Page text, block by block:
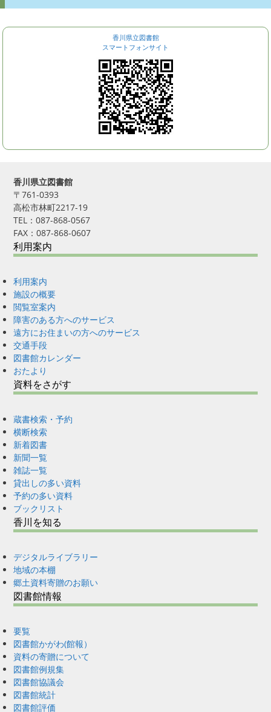
香川県立図書館
スマートフォンサイト
香川県立図書館
〒761-0393
高松市林町2217-19
TEL：087-868-0567
FAX：087-868-0607
利用案内
利用案内
施設の概要
閲覧室案内
障害のある方へのサービス
遠方にお住まいの方へのサービス
交通手段
図書館カレンダー
おたより
資料をさがす
蔵書検索・予約
横断検索
新着図書
新聞一覧
雑誌一覧
貸出しの多い資料
予約の多い資料
ブックリスト
香川を知る
デジタルライブラリー
地域の本棚
郷土資料寄贈のお願い
図書館情報
要覧
図書館かがわ(館報）
資料の寄贈について
図書館例規集
図書館協議会
図書館統計
図書館評価